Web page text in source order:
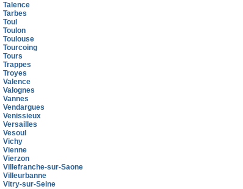
Talence
Tarbes
Toul
Toulon
Toulouse
Tourcoing
Tours
Trappes
Troyes
Valence
Valognes
Vannes
Vendargues
Venissieux
Versailles
Vesoul
Vichy
Vienne
Vierzon
Villefranche-sur-Saone
Villeurbanne
Vitry-sur-Seine